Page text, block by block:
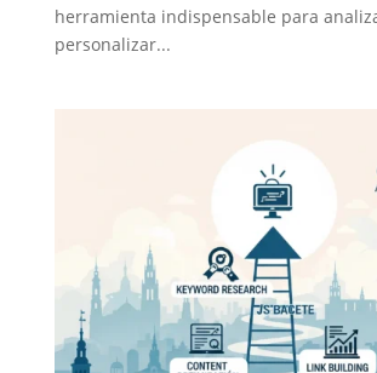
herramienta indispensable para
personalizar...